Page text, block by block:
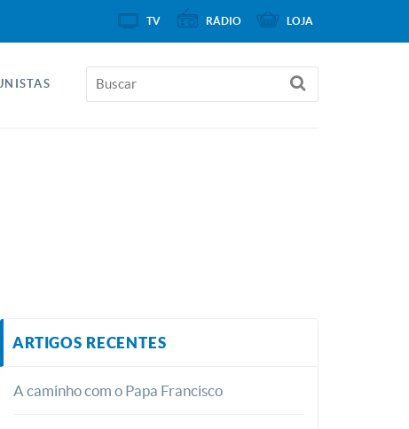
ARTIGOS RECENTES
A caminho com o Papa Francisco
TV RÁDIO LOJA